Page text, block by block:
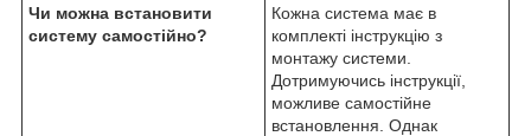
Чи можна встановити
систему самостійно?
Кожна система має в
комплекті інструкцію з
монтажу системи.
Дотримуючись інструкції,
можливе самостійне
встановлення. Однак